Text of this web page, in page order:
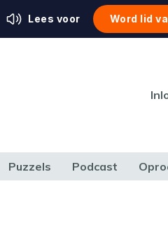
Lees voor Word lid
Puzzels Podcast